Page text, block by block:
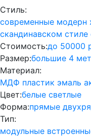
Стиль:
современные модерн
скандинавском стиле
Стоимость:до 50000
Размер:большие 4
Материал:
МДФ пластик эмаль
Цвет:белые светлые
Форма:прямые
Тип:
модульные